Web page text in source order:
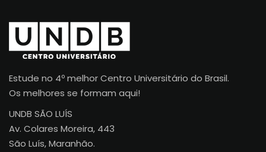
Estude no 4º melhor Centro Universitário do Brasil.
Os melhores se formam aqui!
UNDB SÃO LUÍS
Av. Colares Moreira, 443
São Luís, Maranhão.